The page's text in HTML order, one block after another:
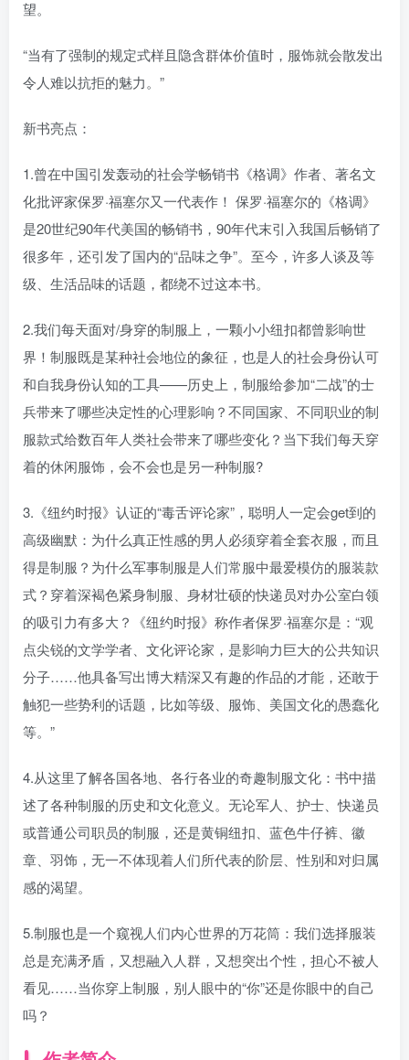
望。
“当有了强制的规定式样且隐含群体价值时，服饰就会散发出
令人难以抗拒的魅力。”
新书亮点：
1.曾在中国引发轰动的社会学畅销书《格调》作者、著名文
化批评家保罗·福塞尔又一代表作！ 保罗·福塞尔的《格调》
是20世纪90年代美国的畅销书，90年代末引入我国后畅销了
很多年，还引发了国内的“品味之争”。至今，许多人谈及等
级、生活品味的话题，都绕不过这本书。
2.我们每天面对/身穿的制服上，一颗小小纽扣都曾影响世
界！制服既是某种社会地位的象征，也是人的社会身份认可
和自我身份认知的工具——历史上，制服给参加“二战”的士
兵带来了哪些决定性的心理影响？不同国家、不同职业的制
服款式给数百年人类社会带来了哪些变化？当下我们每天穿
着的休闲服饰，会不会也是另一种制服?
3.《纽约时报》认证的“毒舌评论家”，聪明人一定会get到的
高级幽默：为什么真正性感的男人必须穿着全套衣服，而且
得是制服？为什么军事制服是人们常服中最爱模仿的服装款
式？穿着深褐色紧身制服、身材壮硕的快递员对办公室白领
的吸引力有多大？《纽约时报》称作者保罗·福塞尔是：“观
点尖锐的文学学者、文化评论家，是影响力巨大的公共知识
分子……他具备写出博大精深又有趣的作品的才能，还敢于
触犯一些势利的话题，比如等级、服饰、美国文化的愚蠢化
等。”
4.从这里了解各国各地、各行各业的奇趣制服文化：书中描
述了各种制服的历史和文化意义。无论军人、护士、快递员
或普通公司职员的制服，还是黄铜纽扣、蓝色牛仔裤、徽
章、羽饰，无一不体现着人们所代表的阶层、性别和对归属
感的渴望。
5.制服也是一个窥视人们内心世界的万花筒：我们选择服装
总是充满矛盾，又想融入人群，又想突出个性，担心不被人
看见……当你穿上制服，别人眼中的“你”还是你眼中的自己
吗？